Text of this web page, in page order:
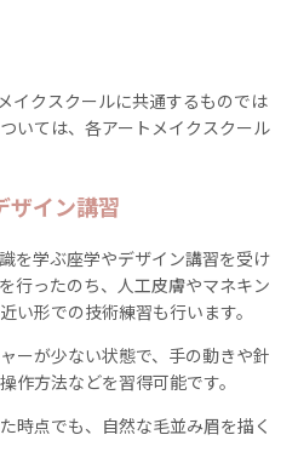
イクスクールに共通するものでは
いては、各アートメイクスクール
ザイン講習
を学ぶ座学やデザイン講習を受け
行ったのち、人工皮膚やマネキン
い形での技術練習も行います。
ーが少ない状態で、手の動きや針
作方法などを習得可能です。
時点でも、自然な毛並み眉を描く